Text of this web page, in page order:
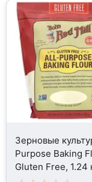
Зерновые
Purpose Baking
Gluten Free, 1.24